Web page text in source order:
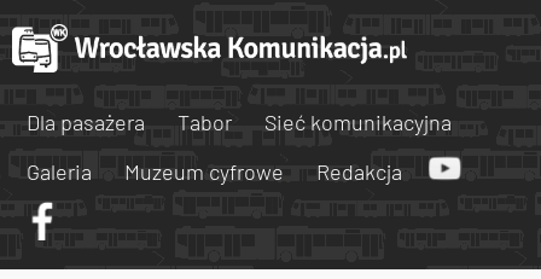
Dla pasażera Tabor
Sieć komunikacyjna
Galeria
Muzeum cyfrowe Redakcja